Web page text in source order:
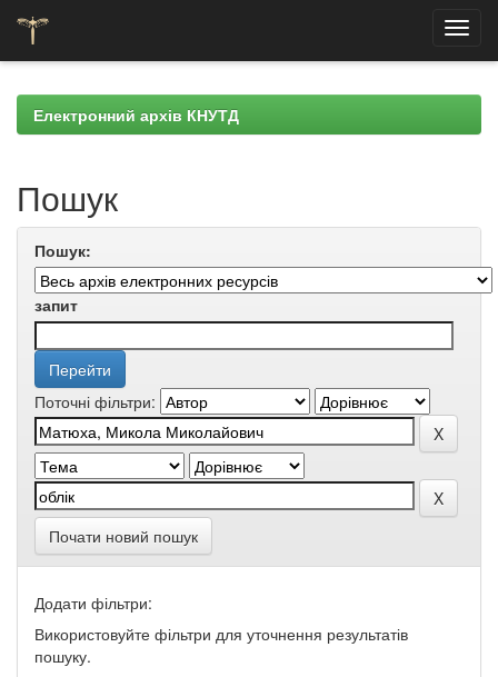
navigationЕлектронний архів КНУТД
Пошук
Пошук:
запит
Поточні фільтри:
Почати новий пошук
Додати фільтри:
Використовуйте фільтри для уточнення результатів
пошуку.